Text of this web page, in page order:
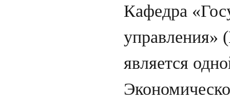
Кафедра
управления»
является